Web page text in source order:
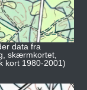
data fra
skærmkortet,
kort 1980-2001)